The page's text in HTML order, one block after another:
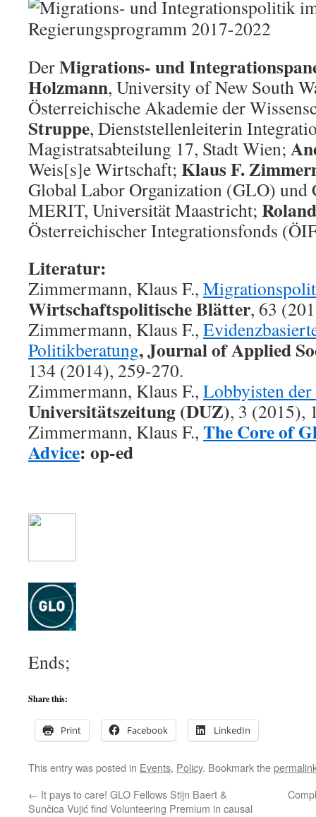
DerMigrations- und
Holzmann, University of New South
Österreichische Akademie der
Struppe, Dienststellenleiterin
Magistratsabteilung 17, Stadt Wien;
Weis[s]e Wirtschaft; Klaus F.
Global Labor Organization (GLO)
MERIT, Universität Maastricht;
Österreichischer Integrationsfonds
Literatur:
Zimmermann, Klaus F.,
Wirtschaftspolitische Blätter, 63
Zimmermann, Klaus F.,
Politikberatung, Journal of Applied
134 (2014), 259-270.
Zimmermann, Klaus F., Lobbyisten
Universitätszeitung (DUZ), 3 (2015),
Zimmermann, Klaus F., The Core of
Advice: op-ed
Ends;
Share this:
Print Facebook LinkedIn
This entry was posted in Events, Policy. Bookmark the
← It pays to care! GLO Fellows Stijn Baert &
Sunčica Vujić find Volunteering Premium in causal